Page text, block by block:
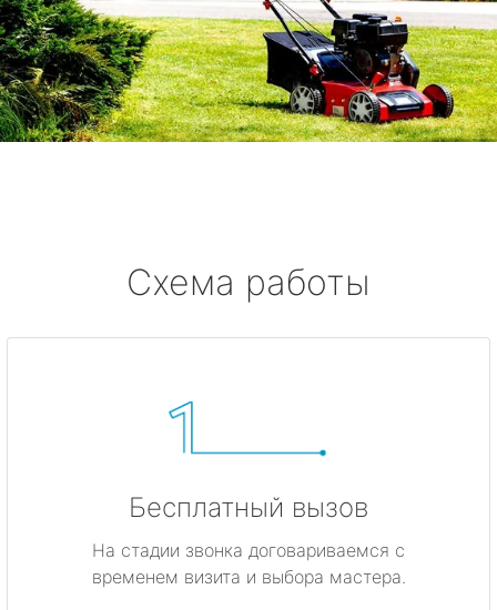
Петро-Славянка
Тярлево
Смолячково
Высоцк
Схема работы
Бесплатный вызов
На стадии звонка договариваемся с
временем визита и выбора мастера.